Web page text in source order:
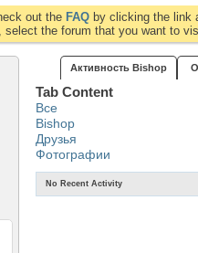
out the FAQ by clicking the link
the forum that you want to
Активность Bishop
Tab Content
Все
Bishop
Друзья
Фотографии
No Recent Activity